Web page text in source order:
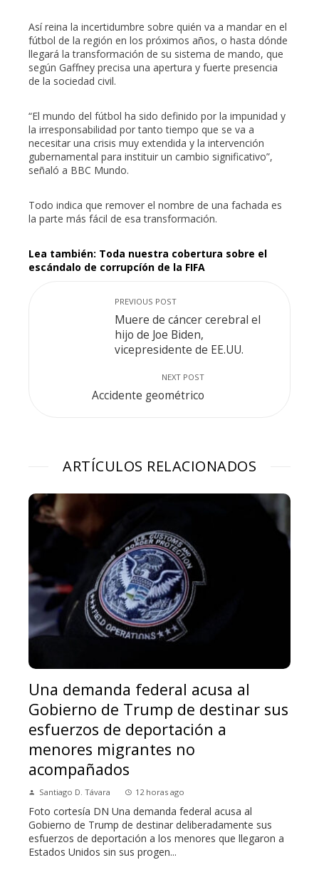
Así reina la incertidumbre sobre quién va a mandar en el
fútbol de la región en los próximos años, o hasta dónde
llegará la transformación de su sistema de mando, que
según Gaffney precisa una apertura y fuerte presencia
de la sociedad civil.
“El mundo del fútbol ha sido definido por la impunidad y
la irresponsabilidad por tanto tiempo que se va a
necesitar una crisis muy extendida y la intervención
gubernamental para instituir un cambio significativo”,
señaló a BBC Mundo.
Todo indica que remover el nombre de una fachada es
la parte más fácil de esa transformación.
Lea también: Toda nuestra cobertura sobre el
escándalo de corrupcíón de la FIFA
PREVIOUS POST
Muere de cáncer cerebral el
hijo de Joe Biden,
vicepresidente de EE.UU.
NEXT POST
Accidente geométrico
ARTÍCULOS RELACIONADOS
Una demanda federal acusa al
Gobierno de Trump de destinar sus
esfuerzos de deportación a
menores migrantes no
acompañados
Santiago D. Távara 12 horas ago
Foto cortesía DN Una demanda federal acusa al
Gobierno de Trump de destinar deliberadamente sus
esfuerzos de deportación a los menores que llegaron a
Estados Unidos sin sus progen...